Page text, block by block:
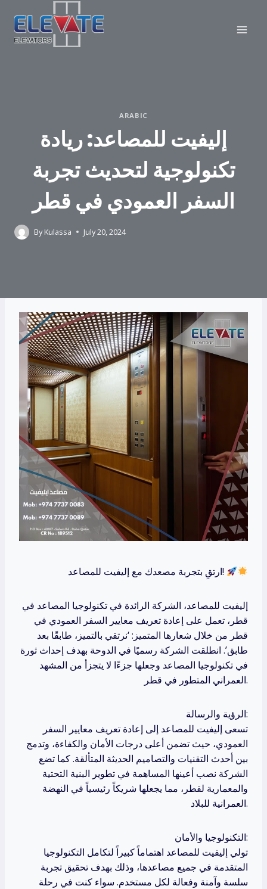
content
ARABIC
إليفيت للمصاعد: ريادة
تكنولوجية لتحديث تجربة
السفر العمودي في قطر
By Kulassa July 20, 2024
ارتقِ بتجربة مصعدك مع إليفيت للمصاعد!
إليفيت للمصاعد، الشركة الرائدة في تكنولوجيا المصاعد في
قطر، تعمل على إعادة تعريف معايير السفر العمودي في
قطر من خلال شعارها المتميز: ‘نرتقي بالتميز، طابقًا بعد
طابق’. انطلقت الشركة رسميًا في الدوحة بهدف إحداث ثورة
في تكنولوجيا المصاعد وجعلها جزءًا لا يتجزأ من المشهد
العمراني المتطور في قطر.
الرؤية والرسالة:
تسعى إليفيت للمصاعد إلى إعادة تعريف معايير السفر
العمودي، حيث تضمن أعلى درجات الأمان والكفاءة، وتدمج
بين أحدث التقنيات والتصاميم الحديثة المتألقة. كما تضع
الشركة نصب أعينها المساهمة في تطوير البنية التحتية
والمعمارية لقطر، مما يجعلها شريكاً رئيسياً في النهضة
العمرانية للبلاد.
التكنولوجيا والأمان:
تولي إليفيت للمصاعد اهتماماً كبيراً لتكامل التكنولوجيا
المتقدمة في جميع مصاعدها، وذلك بهدف تحقيق تجربة
سلسة وآمنة وفعالة لكل مستخدم. سواء كنت في رحلة